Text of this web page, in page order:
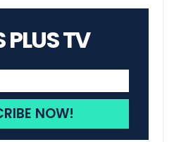
PLUS TV